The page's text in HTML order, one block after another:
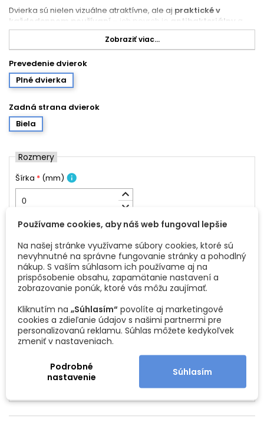
Dvierka sú nielen vizuálne atraktívne, ale aj praktické v
každodennom používaní – ich povrch je antibakteriálny
odolný voči odtlačkom prstov, takže zostáva krásny a čistý aj
Vlastnosti produktu:
Prémiová super matná fólia SENOSAN – Modrá SCR 4670
povrchom pre moderný a štýlový dizajn.
Povrch odolný voči poškriabaniu, odtlačkom prstov a
baktériám
Hrany opáskované ABS hranou (1 mm)
laserovou technológiou
medzi hranou a dvierkami.
Ochranná fólia
– chráni povrch pred poškodením počas
Technické parametre:
Materiál:MDF potiahnuté super matnou fóliou SENOSAN
Dekor:Modrá SCR 4670 – super matná
Povrch:Antibakteriálny, odolný voči odtlačkom prstov a
Minimálny rozmer (šírka × výška):140 × 80 mm
Maximálny rozmer (šírka × výška): 2710 × 1270 mm
Možnosti prispôsobenia:
šírku, výšku (v mm)
„vyfrézovať otvory na závesy“.
Zobraziť viac...
Prevedenie dvierok
Plné dvierka
Zadná strana dvierok
Biela
Rozmery
Šírka * (mm) info
keyboard_arrow_up
keyboard_arrow_down
Výška* (mm )info
keyboard_arrow_up
keyboard_arrow_down
Prispôsobenie
Frézovanie otvorov na závesy info
Zhrnutie
Plocha dvierok je0 m2
Používame cookies, aby náš web fungoval lepšie
Na našej stránke využívame súbory cookies, ktoré sú
nevyhnutné na správne fungovanie stránky a pohodlný
nákup. S vaším súhlasom ich používame aj na
prispôsobenie obsahu, zapamätanie nastavení a
zobrazovanie ponúk, ktoré vás môžu zaujímať.
Kliknutím na „Súhlasím“ povolíte aj marketingové
cookies a zdieľanie údajov s našimi partnermi pre
personalizovanú reklamu. Súhlas môžete kedykoľvek
zmeniť v nastaveniach.
Podrobné
nastavenie
Súhlasím